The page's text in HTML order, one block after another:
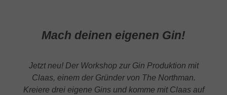
Mach deinen eigenen Gin!
Jetzt neu! Der Workshop zur Gin Produktion mit
Claas, einem der Gründer von The Northman.
Kreiere drei eigene Gins und komme mit Claas auf